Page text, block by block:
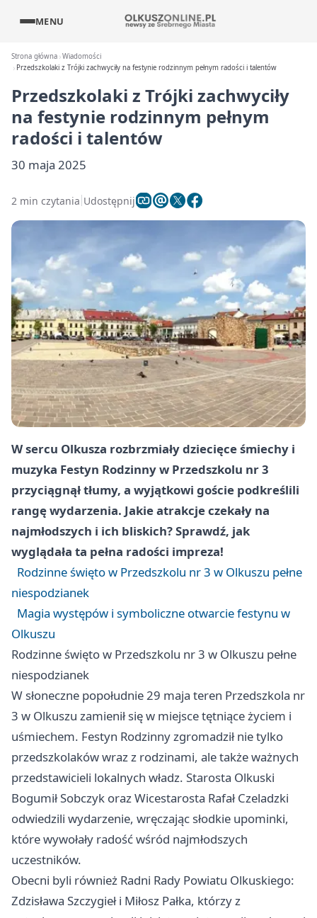
MENU
Strona główna Wiadomości
Przedszkolaki z Trójki zachwyciły na festynie rodzinnym pełnym radości i talentów
Przedszkolaki z Trójki zachwyciły
na festynie rodzinnym pełnym
radości i talentów
30 maja 2025
2 min czytania Udostępnij
W sercu Olkusza rozbrzmiały dziecięce śmiechy i
muzyka Festyn Rodzinny w Przedszkolu nr 3
przyciągnął tłumy, a wyjątkowi goście podkreślili
rangę wydarzenia. Jakie atrakcje czekały na
najmłodszych i ich bliskich? Sprawdź, jak
wyglądała ta pełna radości impreza!
Rodzinne święto w Przedszkolu nr 3 w Olkuszu pełne
niespodzianek
Magia występów i symboliczne otwarcie festynu w
Olkuszu
Rodzinne święto w Przedszkolu nr 3 w Olkuszu pełne
niespodzianek
W słoneczne popołudnie 29 maja teren Przedszkola nr
3 w Olkuszu zamienił się w miejsce tętniące życiem i
uśmiechem. Festyn Rodzinny zgromadził nie tylko
przedszkolaków wraz z rodzinami, ale także ważnych
przedstawicieli lokalnych władz. Starosta Olkuski
Bogumił Sobczyk oraz Wicestarosta Rafał Czeladzki
odwiedzili wydarzenie, wręczając słodkie upominki,
które wywołały radość wśród najmłodszych
uczestników.
Obecni byli również Radni Rady Powiatu Olkuskiego:
Zdzisława Szczygieł i Miłosz Pałka, którzy z